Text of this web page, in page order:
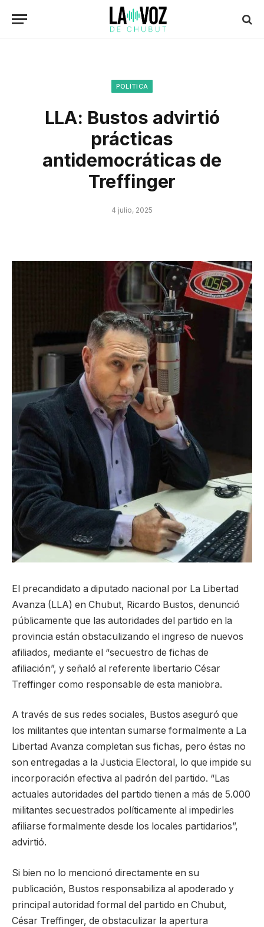
POLÍTICA
LLA: Bustos advirtió
prácticas
antidemocráticas de
Treffinger
4 julio, 2025
El precandidato a diputado nacional por La Libertad
Avanza (LLA) en Chubut, Ricardo Bustos, denunció
públicamente que las autoridades del partido en la
provincia están obstaculizando el ingreso de nuevos
afiliados, mediante el “secuestro de fichas de
afiliación”, y señaló al referente libertario César
Treffinger como responsable de esta maniobra.
A través de sus redes sociales, Bustos aseguró que
los militantes que intentan sumarse formalmente a La
Libertad Avanza completan sus fichas, pero éstas no
son entregadas a la Justicia Electoral, lo que impide su
incorporación efectiva al padrón del partido. “Las
actuales autoridades del partido tienen a más de 5.000
militantes secuestrados políticamente al impedirles
afiliarse formalmente desde los locales partidarios”,
advirtió.
Si bien no lo mencionó directamente en su
publicación, Bustos responsabiliza al apoderado y
principal autoridad formal del partido en Chubut,
César Treffinger, de obstaculizar la apertura